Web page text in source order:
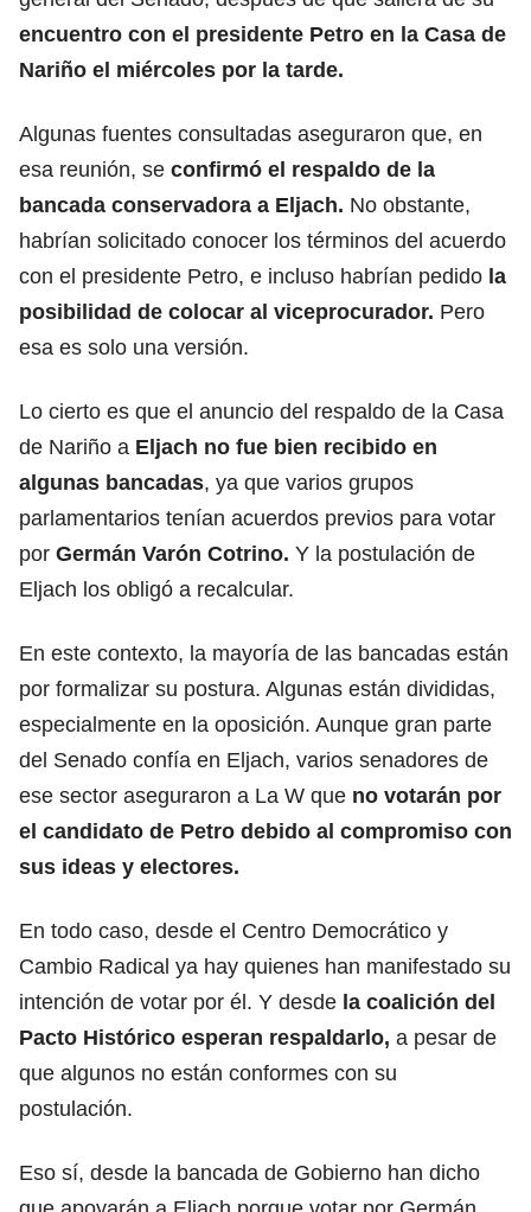
encuentro con el presidente Petro en la Casa de
Nariño el miércoles por la tarde.
Algunas fuentes consultadas aseguraron que, en
esa reunión, se confirmó el respaldo de la
bancada conservadora a Eljach. No obstante,
habrían solicitado conocer los términos del acuerdo
con el presidente Petro, e incluso habrían pedido la
posibilidad de colocar al viceprocurador. Pero
esa es solo una versión.
Lo cierto es que el anuncio del respaldo de la Casa
de Nariño a Eljach no fue bien recibido en
algunas bancadas, ya que varios grupos
parlamentarios tenían acuerdos previos para votar
por Germán Varón Cotrino. Y la postulación de
Eljach los obligó a recalcular.
En este contexto, la mayoría de las bancadas están
por formalizar su postura. Algunas están divididas,
especialmente en la oposición. Aunque gran parte
del Senado confía en Eljach, varios senadores de
ese sector aseguraron a La W que no votarán por
el candidato de Petro debido al compromiso con
sus ideas y electores.
En todo caso, desde el Centro Democrático y
Cambio Radical ya hay quienes han manifestado su
intención de votar por él. Y desde la coalición del
Pacto Histórico esperan respaldarlo, a pesar de
que algunos no están conformes con su
postulación.
Eso sí, desde la bancada de Gobierno han dicho